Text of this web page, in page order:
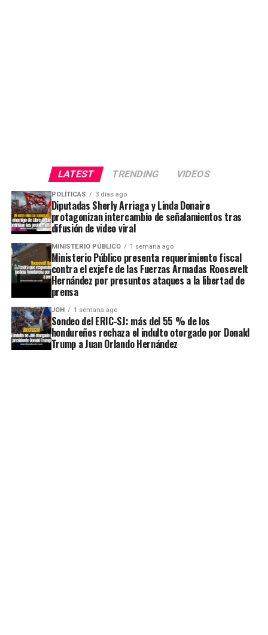
LATEST TRENDING VIDEOS
POLÍTICAS 3 días ago
Diputadas Sherly Arriaga y Linda Donaire
protagonizan intercambio de señalamientos tras
difusión de video viral
MINISTERIO PÚBLICO 1 semana ago
Ministerio Público presenta requerimiento fiscal
contra el exjefe de las Fuerzas Armadas Roosevelt
Hernández por presuntos ataques a la libertad de
prensa
JOH 1 semana ago
Sondeo del ERIC-SJ: más del 55 % de los
hondureños rechaza el indulto otorgado por Donald
Trump a Juan Orlando Hernández